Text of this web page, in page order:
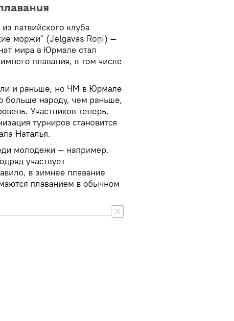
латвийского клуба
моржи" (Jelgavas Roņi) —
мира в Юрмале стал
плавания, в том числе
и раньше, но ЧМ в Юрмале
больше народу, чем раньше,
Участников теперь,
турниров становится
Наталья.
молодежи — например,
участвует
в зимнее плавание
плаванием в обычном